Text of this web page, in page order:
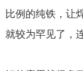
比例的纯铁，让
就较为罕见了，